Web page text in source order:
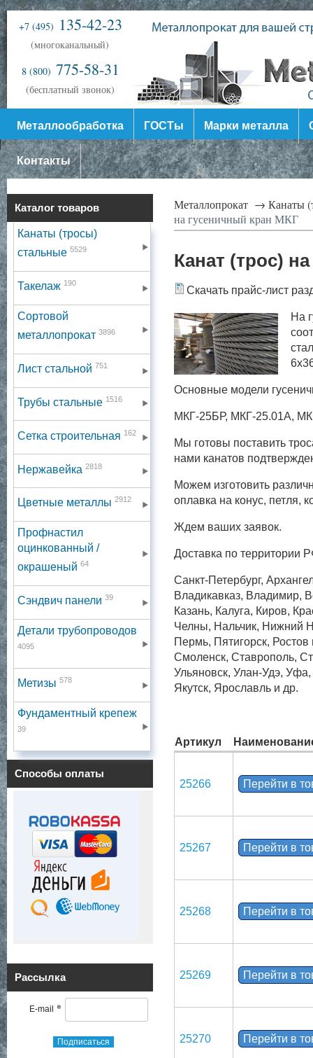
+7 (495) 135-42-23
(многоканальный)
8 (800) 775-58-31
(бесплатный звонок)
Металлообработка ГОСТы Марки металла
Контакты
Каталог товаров
Канаты (тросы)
стальные 5529
Такелаж 190
Сортовой
металлопрокат 3896
Лист стальной 751
Трубы стальные 1516
Сетка строительная 162
Нержавейка 2818
Цветные металлы 2912
Профнастил
оцинкованный /
окрашеный 64
Сэндвич панели 39
Детали трубопроводов
4095
Метизы 578
Фундаментный крепеж
39
Способы оплаты
Рассылка
E-mail *
Подписаться
Металлопрокат → Канаты
на гусеничный кран МКГ
Канат (трос)
Скачать прайс-лист
На
Основные модели
МКГ-25БР, МКГ-25.01А,
Мы готовы поставить
нами канатов
Можем изготовить
оплавка на конус, петля,
Ждем ваших заявок.
Доставка по территории
Санкт-Петербург,
Владикавказ, Владимир,
Казань, Калуга, Киров,
Челны, Нальчик, Нижний
Пермь, Пятигорск,
Смоленск, Ставрополь,
Ульяновск, Улан-Удэ,
Якутск, Ярославль и др.
Артикул
25266 Перейти в
25267 Перейти в
25268 Перейти в
25269 Перейти в
25270 Перейти в